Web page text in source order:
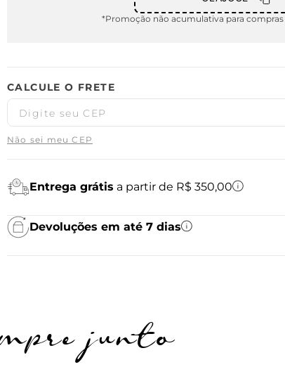
*Promoção não acumulativa para
Não sei meu CEP
Entrega grátis a partir de R$ 350,00
Devoluções em até 7 dias
junto